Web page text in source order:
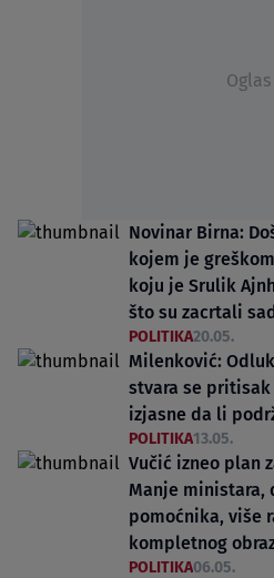
Oglas
Novinar Birna:
kojem je
koju je Srulik
što su zacrtali
POLITIKA20.05.
Milenković:
stvara se
izjasne da li
POLITIKA13.05.
Vučić izneo plan
Manje ministara,
pomoćnika, više
kompletnog
POLITIKA06.05.